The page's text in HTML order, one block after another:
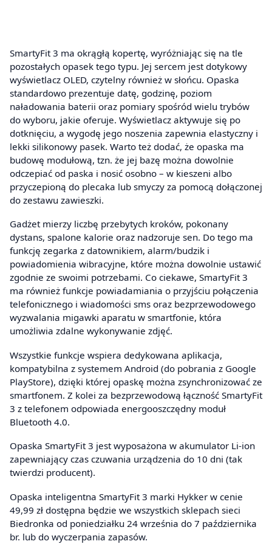
SmartyFit 3 ma okrągłą kopertę, wyróżniając się na tle
pozostałych opasek tego typu. Jej sercem jest dotykowy
wyświetlacz OLED, czytelny również w słońcu. Opaska
standardowo prezentuje datę, godzinę, poziom
naładowania baterii oraz pomiary spośród wielu trybów
do wyboru, jakie oferuje. Wyświetlacz aktywuje się po
dotknięciu, a wygodę jego noszenia zapewnia elastyczny i
lekki silikonowy pasek. Warto też dodać, że opaska ma
budowę modułową, tzn. że jej bazę można dowolnie
odczepiać od paska i nosić osobno – w kieszeni albo
przyczepioną do plecaka lub smyczy za pomocą dołączonej
do zestawu zawieszki.
Gadżet mierzy liczbę przebytych kroków, pokonany
dystans, spalone kalorie oraz nadzoruje sen. Do tego ma
funkcję zegarka z datownikiem, alarm/budzik i
powiadomienia wibracyjne, które można dowolnie ustawić
zgodnie ze swoimi potrzebami. Co ciekawe, SmartyFit 3
ma również funkcje powiadamiania o przyjściu połączenia
telefonicznego i wiadomości sms oraz bezprzewodowego
wyzwalania migawki aparatu w smartfonie, która
umożliwia zdalne wykonywanie zdjęć.
Wszystkie funkcje wspiera dedykowana aplikacja,
kompatybilna z systemem Android (do pobrania z Google
PlayStore), dzięki której opaskę można zsynchronizować ze
smartfonem. Z kolei za bezprzewodową łączność SmartyFit
3 z telefonem odpowiada energooszczędny moduł
Bluetooth 4.0.
Opaska SmartyFit 3 jest wyposażona w akumulator Li-ion
zapewniający czas czuwania urządzenia do 10 dni (tak
twierdzi producent).
Opaska inteligentna SmartyFit 3 marki Hykker w cenie
49,99 zł dostępna będzie we wszystkich sklepach sieci
Biedronka od poniedziałku 24 września do 7 października
br. lub do wyczerpania zapasów.